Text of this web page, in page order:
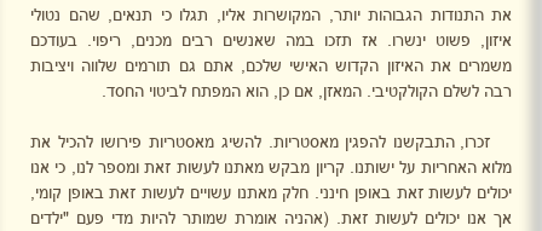
את התנודות הגבוהות יותר, המקושרות אליו, תגלו כי תנאים, שהם נטולי
איזון, פשוט ינשרו. אז תזכו במה שאנשים רבים מכנים, ריפוי. בעודכם
משמרים את האיזון הקדוש האישי שלכם, אתם גם תורמים שלווה ויציבות
רבה לשלם הקולקטיבי. המאזן, אם כן, הוא המפתח לביטוי החסד.
זכרו, התבקשנו להפגין מאסטריות. להשיג מאסטריות פירושו להכיל את
מלוא האחריות על ישותנו. קריון מבקש מאתנו לעשות זאת ומספר לנו, כי אנו
יכולים לעשות זאת באופן חינני. חלק מאתנו עשויים לעשות זאת באופן קומי,
אך אנו יכולים לעשות זאת. (אהניה אומרת שמותר להיות מדי פעם "ילדים